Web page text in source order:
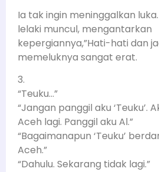
Ia tak ingin meninggalkan
lelaki muncul, mengantarkan
kepergiannya,”Hati-hati dan
memeluknya sangat erat.
3.
“Teuku…”
“Jangan panggil aku ‘Teuku’.
Aceh lagi. Panggil aku Al.”
“Bagaimanapun ‘Teuku’
Aceh.”
“Dahulu. Sekarang tidak lagi.”